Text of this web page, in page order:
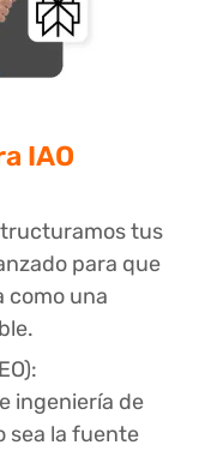
IAO
tus
para que
como una
ingeniería de
sea la fuente